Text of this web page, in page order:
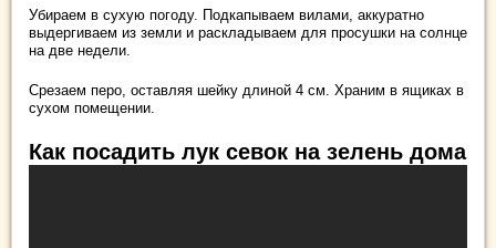
Убираем в сухую погоду. Подкапываем вилами, аккуратно
выдергиваем из земли и раскладываем для просушки на солнце
на две недели.
Срезаем перо, оставляя шейку длиной 4 см. Храним в ящиках в
сухом помещении.
Как посадить лук севок на зелень дома